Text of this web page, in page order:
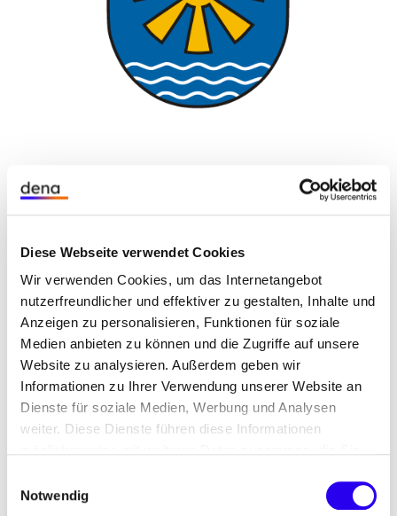
Diese Webseite verwendet Cookies
Wir verwenden Cookies, um das Internetangebot
nutzerfreundlicher und effektiver zu gestalten, Inhalte und
Anzeigen zu personalisieren, Funktionen für soziale
Medien anbieten zu können und die Zugriffe auf unsere
Website zu analysieren. Außerdem geben wir
Informationen zu Ihrer Verwendung unserer Website an
Dienste für soziale Medien, Werbung und Analysen
weiter. Diese Dienste führen diese Informationen
Nutzung der Dienste gesammelt haben.
Notwendig
Überblick
Bundesland:Baden-Württemberg
Einwohnerzahl:224.200 (Stand: Dezember
2023)
Beteiligt mit